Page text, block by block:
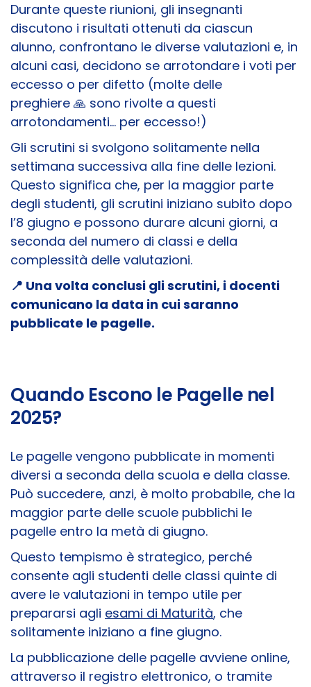
Durante queste riunioni, gli insegnanti
discutono i risultati ottenuti da ciascun
alunno, confrontano le diverse valutazioni e, in
alcuni casi, decidono se arrotondare i voti per
eccesso o per difetto (molte delle
preghiere 🙏 sono rivolte a questi
arrotondamenti... per eccesso!)
Gli scrutini si svolgono solitamente nella
settimana successiva alla fine delle lezioni.
Questo significa che, per la maggior parte
degli studenti, gli scrutini iniziano subito dopo
l’8 giugno e possono durare alcuni giorni, a
seconda del numero di classi e della
complessità delle valutazioni.
📍​ Una volta conclusi gli scrutini, i docenti
comunicano la data in cui saranno
pubblicate le pagelle.
Quando Escono le Pagelle nel
2025?
Le pagelle vengono pubblicate in momenti
diversi a seconda della scuola e della classe.
Può succedere, anzi, è molto probabile, che la
maggior parte delle scuole pubblichi le
pagelle entro la metà di giugno.
Questo tempismo è strategico, perché
consente agli studenti delle classi quinte di
avere le valutazioni in tempo utile per
prepararsi agli esami di Maturità, che
solitamente iniziano a fine giugno.
La pubblicazione delle pagelle avviene online,
attraverso il registro elettronico, o tramite